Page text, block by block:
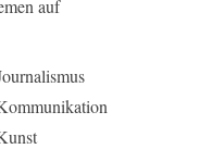
auf